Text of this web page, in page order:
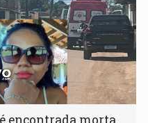
encontrada morta